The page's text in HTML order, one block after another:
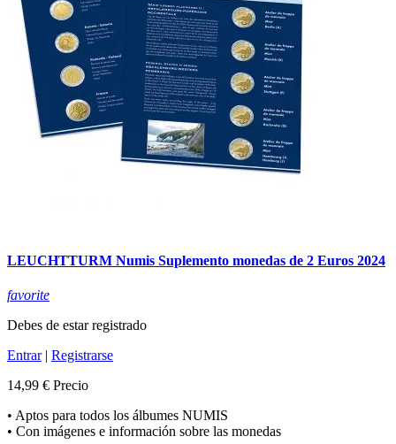
LEUCHTTURM Numis Suplemento monedas de 2 Euros 2024
favorite
Debes de estar registrado
Entrar| Registrarse
14,99 € Precio
• Aptos para todos los álbumes NUMIS
• Con imágenes e información sobre las monedas